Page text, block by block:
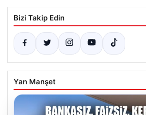
Bizi Takip Edin
Yan Manşet